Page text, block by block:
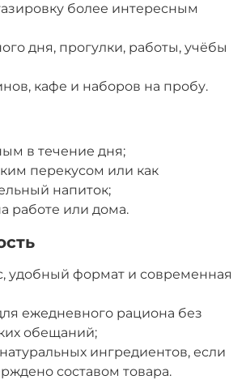
более интересным
дня, прогулки, работы, учёбы
кафе и наборов на пробу.
в течение дня;
перекусом или как
напиток;
работе или дома.
удобный формат и современная
ежедневного рациона без
обещаний;
ингредиентов, если
составом товара.